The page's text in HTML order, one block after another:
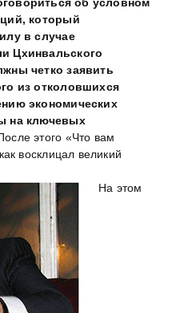
который
в случае
Цхинвальского
четко заявить
из отколовшихся
экономических
на ключевых
После этого «Что вам
восклицал великий
На этом